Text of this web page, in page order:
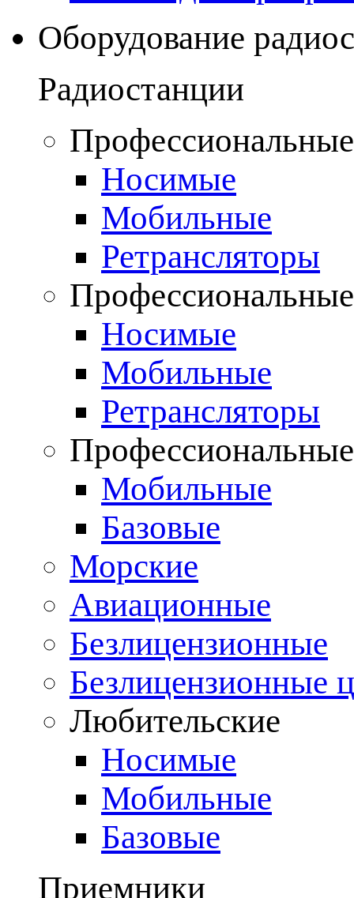
Оборудование
Радиостанции
Носимые
Мобильные
Ретрансляторы
Носимые
Мобильные
Ретрансляторы
Мобильные
Базовые
Морские
Авиационные
Безлицензионные
Безлицензионные
Любительские
Носимые
Мобильные
Базовые
Приемники